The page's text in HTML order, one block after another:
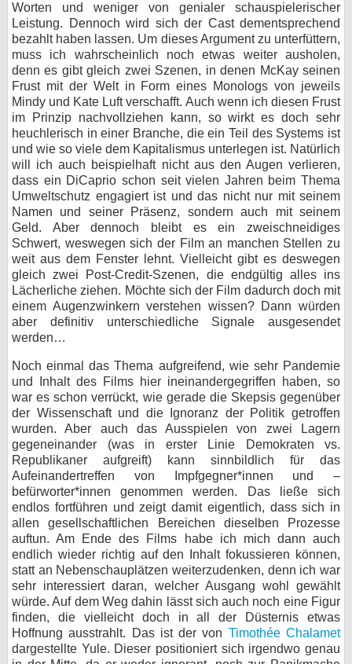
Worten und weniger von genialer schauspielerischer
Leistung. Dennoch wird sich der Cast dementsprechend
bezahlt haben lassen. Um dieses Argument zu unterfüttern,
muss ich wahrscheinlich noch etwas weiter ausholen,
denn es gibt gleich zwei Szenen, in denen McKay seinen
Frust mit der Welt in Form eines Monologs von jeweils
Mindy und Kate Luft verschafft. Auch wenn ich diesen Frust
im Prinzip nachvollziehen kann, so wirkt es doch sehr
heuchlerisch in einer Branche, die ein Teil des Systems ist
und wie so viele dem Kapitalismus unterlegen ist. Natürlich
will ich auch beispielhaft nicht aus den Augen verlieren,
dass ein DiCaprio schon seit vielen Jahren beim Thema
Umweltschutz engagiert ist und das nicht nur mit seinem
Namen und seiner Präsenz, sondern auch mit seinem
Geld. Aber dennoch bleibt es ein zweischneidiges
Schwert, weswegen sich der Film an manchen Stellen zu
weit aus dem Fenster lehnt. Vielleicht gibt es deswegen
gleich zwei Post-Credit-Szenen, die endgültig alles ins
Lächerliche ziehen. Möchte sich der Film dadurch doch mit
einem Augenzwinkern verstehen wissen? Dann würden
aber definitiv unterschiedliche Signale ausgesendet
werden…
Noch einmal das Thema aufgreifend, wie sehr Pandemie
und Inhalt des Films hier ineinandergegriffen haben, so
war es schon verrückt, wie gerade die Skepsis gegenüber
der Wissenschaft und die Ignoranz der Politik getroffen
wurden. Aber auch das Ausspielen von zwei Lagern
gegeneinander (was in erster Linie Demokraten vs.
Republikaner aufgreift) kann sinnbildlich für das
Aufeinandertreffen von Impfgegner*innen und –
befürworter*innen genommen werden. Das ließe sich
endlos fortführen und zeigt damit eigentlich, dass sich in
allen gesellschaftlichen Bereichen dieselben Prozesse
auftun. Am Ende des Films habe ich mich dann auch
endlich wieder richtig auf den Inhalt fokussieren können,
statt an Nebenschauplätzen weiterzudenken, denn ich war
sehr interessiert daran, welcher Ausgang wohl gewählt
würde. Auf dem Weg dahin lässt sich auch noch eine Figur
finden, die vielleicht doch in all der Düsternis etwas
Hoffnung ausstrahlt. Das ist der von Timothée Chalamet
dargestellte Yule. Dieser positioniert sich irgendwo genau